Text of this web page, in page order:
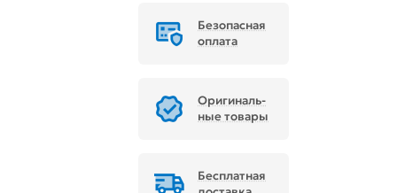
Безопасная
оплата
Ори­ги­наль­
ные товары
Бесплатная